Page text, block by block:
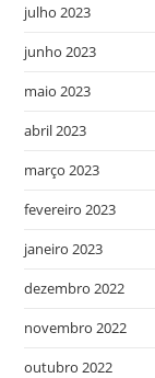
julho 2023
junho 2023
maio 2023
abril 2023
março 2023
fevereiro 2023
janeiro 2023
dezembro 2022
novembro 2022
outubro 2022